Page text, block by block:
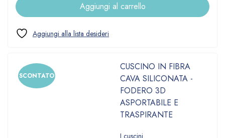
Aggiungi al carrello
SCONTATO
CUSCINO IN FIBRA
CAVA SILICONATA -
FODERO 3D
ASPORTABILE E
TRASPIRANTE
I cuscini